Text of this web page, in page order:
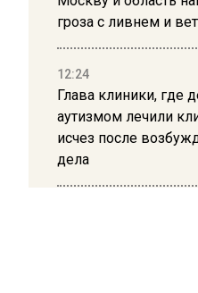
гроза с ливнем и
12:24
Глава клиники, где
аутизмом лечили
исчез после
дела